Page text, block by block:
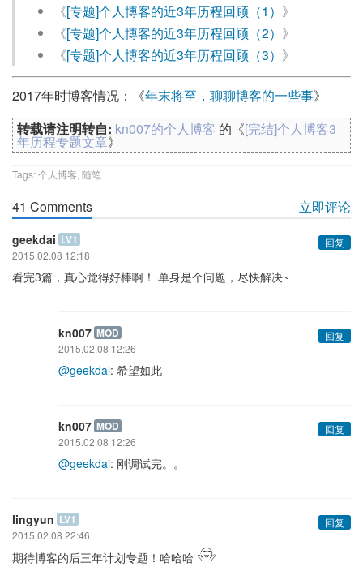
《[专题]个人博客的近3年历程回顾（1） 》
《[专题]个人博客的近3年历程回顾（2） 》
《[专题]个人博客的近3年历程回顾（3） 》
2017年时博客情况：《年末将至，聊聊博客的一些事》
转载请注明转自: kn007的个人博客 的《[完结]个人博客3
年历程专题文章》
Tags:个人博客 随笔
41 Comments 立即评论
geekdai LV1
回复
2015.02.08 12:18
看完3篇，真心觉得好棒啊！ 单身是个问题，尽快解决~
kn007 MOD
回复
2015.02.08 12:26
@geekdai: 希望如此
kn007 MOD
回复
2015.02.08 12:26
@geekdai: 刚调试完。。
lingyun LV1
回复
2015.02.08 22:46
期待博客的后三年计划专题！哈哈哈